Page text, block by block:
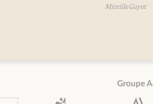
Mireille Gayet
Groupe